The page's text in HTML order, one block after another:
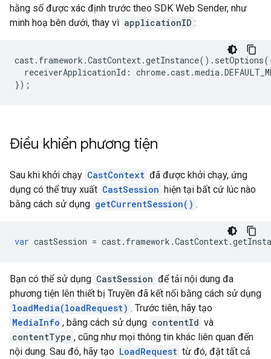
hằng số được xác định trước theo SDK Web Sender, như
minh hoạ bên dưới, thay vì applicationID :
cast. framework .CastContext.getInstance(). setOptions
receiverApplicationId : chrome.cast.media.
});
Điều khiển phương tiện
Sau khi khởi chạy CastContext đã được khởi chạy, ứng
dụng có thể truy xuất CastSession hiện tại bất cứ lúc nào
bằng cách sử dụng getCurrentSession() .
var castSession = cast. framework .CastContext.
Bạn có thể sử dụng CastSession để tải nội dung đa
phương tiện lên thiết bị Truyền đã kết nối bằng cách sử dụng
loadMedia(loadRequest) . Trước tiên, hãy tạo
MediaInfo , bằng cách sử dụng contentId và
contentType , cũng như mọi thông tin khác liên quan đến
nội dung. Sau đó, hãy tạo LoadRequest từ đó, đặt tất cả